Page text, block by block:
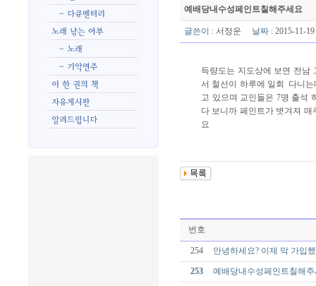
예배당내수성페인트칠해주세요
글쓴이 : 서정운 날짜 : 2015-11-
득량도는 지도상에 보면 전남
서 철선이 하루에 일회 다니
고 있으며 교인들은 7명 출석
다 보니까 페인트가 볏겨져
요
번호
254 안녕하세요? 이제 막 가입
253 예배당내수성페인트칠해